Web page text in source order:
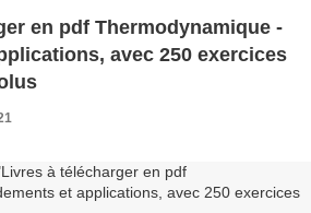
en pdf Thermodynamique -
avec 250 exercices